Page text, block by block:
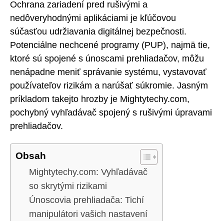
Ochrana zariadení pred rušivými a
nedôveryhodnými aplikáciami je kľúčovou
súčasťou udržiavania digitálnej bezpečnosti.
Potenciálne nechcené programy (PUP), najmä tie,
ktoré sú spojené s únoscami prehliadačov, môžu
nenápadne meniť správanie systému, vystavovať
používateľov rizikám a narúšať súkromie. Jasným
príkladom takejto hrozby je Mightytechy.com,
pochybný vyhľadávač spojený s rušivými úpravami
prehliadačov.
Obsah
Mightytechy.com: Vyhľadávač
so skrytými rizikami
Únoscovia prehliadača: Tichí
manipulátori vašich nastavení